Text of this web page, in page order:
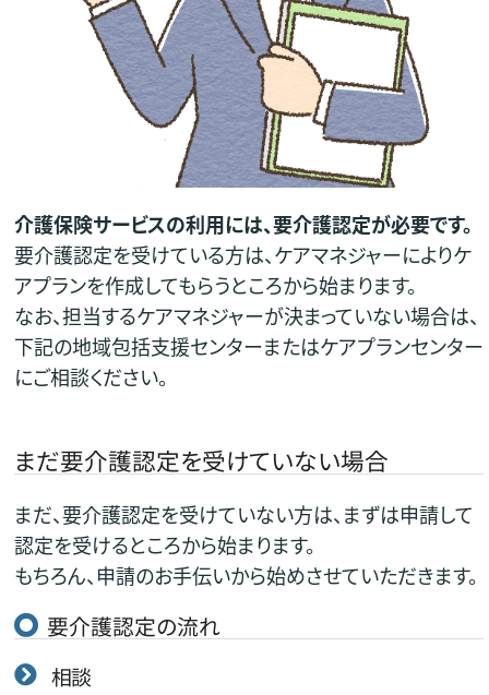
介護保険サービスの利用には、要介護認定が必要です。
要介護認定を受けている方は、ケアマネジャーによりケ
アプランを作成してもらうところから始まります。
なお、担当するケアマネジャーが決まっていない場合は、
下記の地域包括支援センターまたはケアプランセンター
にご相談ください。
まだ要介護認定を受けていない場合
まだ、要介護認定を受けていない方は、まずは申請して
認定を受けるところから始まります。
もちろん、申請のお手伝いから始めさせていただきます。
要介護認定の流れ
相談